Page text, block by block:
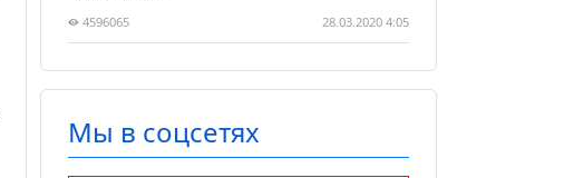
4596065 28.03.2020 4:05
Мы в соцсетях